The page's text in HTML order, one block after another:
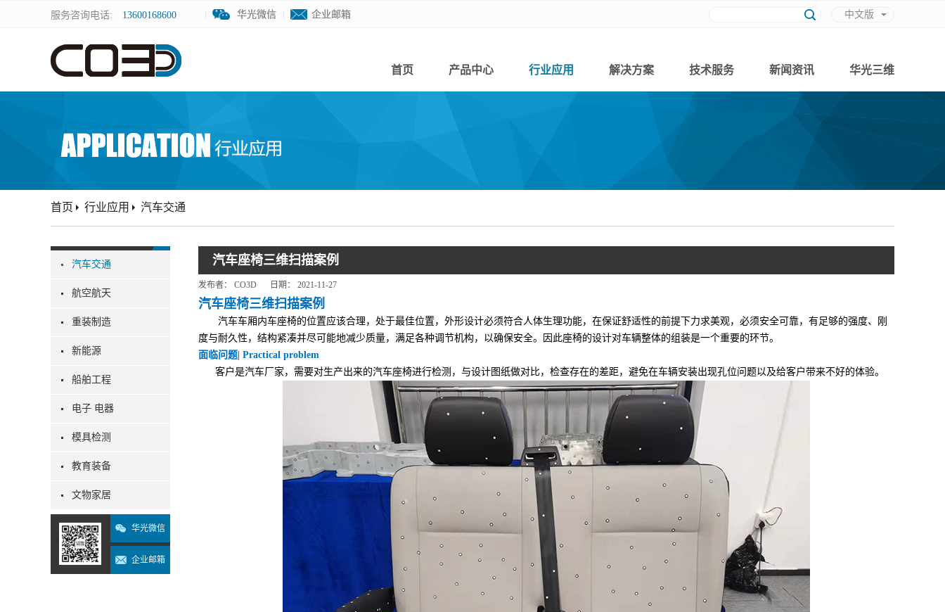
服务咨询电话: 13600168600
中文版
企业邮箱
华光微信 企业邮箱
华光微信
首页 产品中心 行业应用 解决方案 技术服务 新闻资讯 华光三维
汽车交通
航空航天
重装制造
新能源
船舶工程
电子 电器
模具检测
教育装备
文物家居
华光微信
企业邮箱
首页 行业应用 汽车交通
汽车座椅三维扫描案例
发布者： CO3D 日期： 2021-11-27
汽车座椅三维扫描案例
汽车车厢内车座椅的位置应该合理，处于最佳位置，外形设计必须符合人体生理功能，在保证舒适性的前提下力求美观，必须安全可靠，有足够的强度、刚
度与耐久性，结构紧凑并尽可能地减少质量，满足各种调节机构，以确保安全。因此座椅的设计对车辆整体的组装是一个重要的环节。
面临问题| Practical problem
客户是汽车厂家，需要对生产出来的汽车座椅进行检测，与设计图纸做对比，检查存在的差距，避免在车辆安装出现孔位问题以及给客户带来不好的体验。